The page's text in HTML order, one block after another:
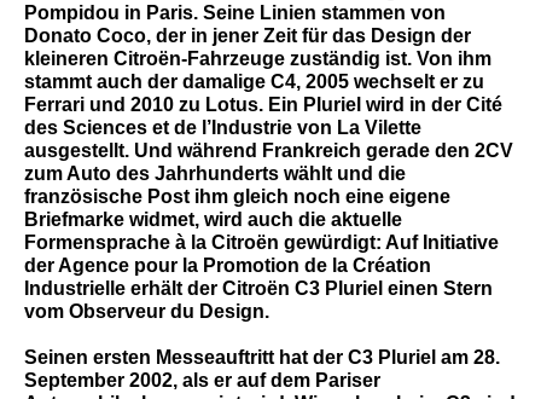
Pompidou in Paris. Seine Linien stammen von
Donato Coco, der in jener Zeit für das Design der
kleineren Citroën-Fahrzeuge zuständig ist. Von ihm
stammt auch der damalige C4, 2005 wechselt er zu
Ferrari und 2010 zu Lotus. Ein Pluriel wird in der Cité
des Sciences et de l’Industrie von La Vilette
ausgestellt. Und während Frankreich gerade den 2CV
zum Auto des Jahrhunderts wählt und die
französische Post ihm gleich noch eine eigene
Briefmarke widmet, wird auch die aktuelle
Formensprache à la Citroën gewürdigt: Auf Initiative
der Agence pour la Promotion de la Création
Industrielle erhält der Citroën C3 Pluriel einen Stern
vom Observeur du Design.
Seinen ersten Messeauftritt hat der C3 Pluriel am 28.
September 2002, als er auf dem Pariser